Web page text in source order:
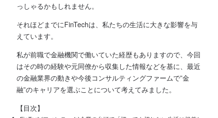
っしゃるかもしれません。
それほどまでにFinTechは、私たちの生活に大きな影響を与
えています。
私が前職で金融機関で働いていた経歴もありますので、今回
はその時の経験や元同僚から収集した情報などを基に、最近
の金融業界の動きや今後コンサルティングファームで”金
融”のキャリアを選ぶことについて考えてみました。
【目次】